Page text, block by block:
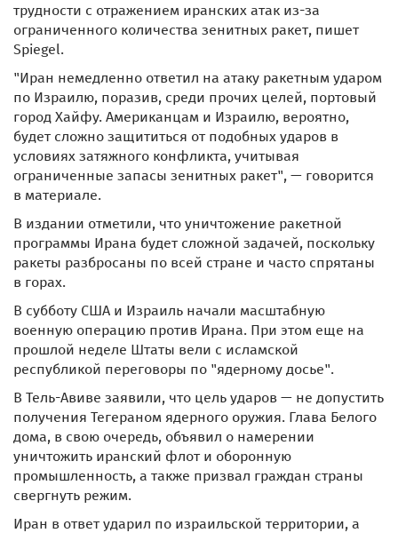
трудности с отражением иранских атак из-за
ограниченного количества зенитных ракет, пишет
Spiegel.
"Иран немедленно ответил на атаку ракетным ударом
по Израилю, поразив, среди прочих целей, портовый
город Хайфу. Американцам и Израилю, вероятно,
будет сложно защититься от подобных ударов в
условиях затяжного конфликта, учитывая
ограниченные запасы зенитных ракет", — говорится
в материале.
В издании отметили, что уничтожение ракетной
программы Ирана будет сложной задачей, поскольку
ракеты разбросаны по всей стране и часто спрятаны
в горах.
В субботу США и Израиль начали масштабную
военную операцию против Ирана. При этом еще на
прошлой неделе Штаты вели с исламской
республикой переговоры по "ядерному досье".
В Тель-Авиве заявили, что цель ударов — не допустить
получения Тегераном ядерного оружия. Глава Белого
дома, в свою очередь, объявил о намерении
уничтожить иранский флот и оборонную
промышленность, а также призвал граждан страны
свергнуть режим.
Иран в ответ ударил по израильской территории, а